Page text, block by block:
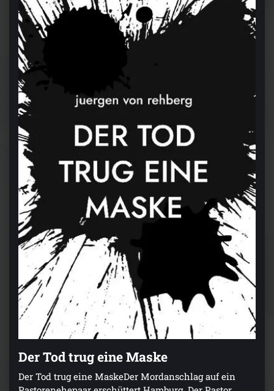
Der Tod trug eine Maske
Der Tod trug eine MaskeDer Mordanschlag auf ein